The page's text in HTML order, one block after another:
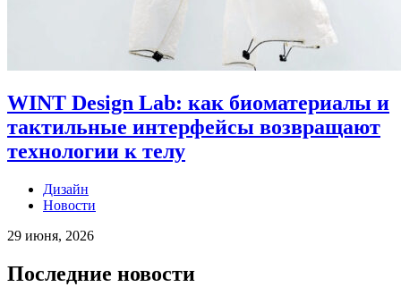
WINT Design Lab: как биоматериалы и
тактильные интерфейсы возвращают
технологии к телу
Дизайн
Новости
29 июня, 2026
Последние новости